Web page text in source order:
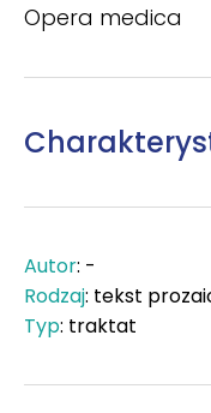
Opera medica
Autor: -
Rodzaj: tekst
Typ: traktat